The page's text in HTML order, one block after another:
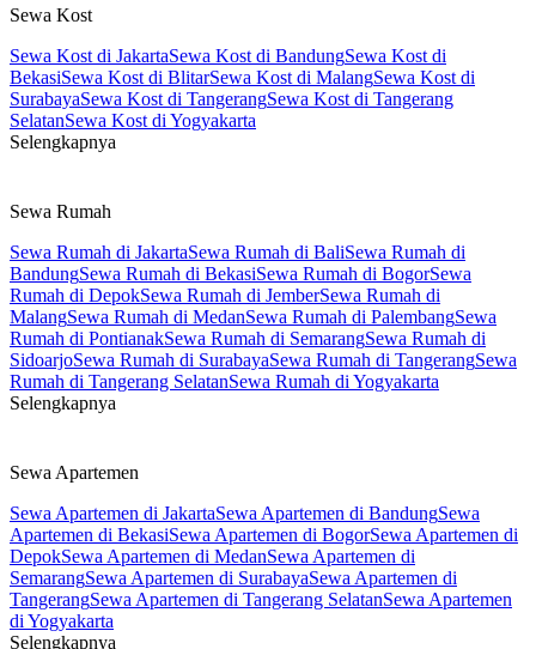
Sewa Kost
Sewa Kost di JakartaSewa Kost di BandungSewa Kost di
BekasiSewa Kost di BlitarSewa Kost di MalangSewa Kost di
SurabayaSewa Kost di TangerangSewa Kost di Tangerang
SelatanSewa Kost di Yogyakarta
Selengkapnya
Sewa Rumah
Sewa Rumah di JakartaSewa Rumah di BaliSewa Rumah di
BandungSewa Rumah di BekasiSewa Rumah di BogorSewa
Rumah di DepokSewa Rumah di JemberSewa Rumah di
MalangSewa Rumah di MedanSewa Rumah di PalembangSewa
Rumah di PontianakSewa Rumah di SemarangSewa Rumah di
SidoarjoSewa Rumah di SurabayaSewa Rumah di TangerangSewa
Rumah di Tangerang SelatanSewa Rumah di Yogyakarta
Selengkapnya
Sewa Apartemen
Sewa Apartemen di JakartaSewa Apartemen di BandungSewa
Apartemen di BekasiSewa Apartemen di BogorSewa Apartemen di
DepokSewa Apartemen di MedanSewa Apartemen di
SemarangSewa Apartemen di SurabayaSewa Apartemen di
TangerangSewa Apartemen di Tangerang SelatanSewa Apartemen
di Yogyakarta
Selengkapnya